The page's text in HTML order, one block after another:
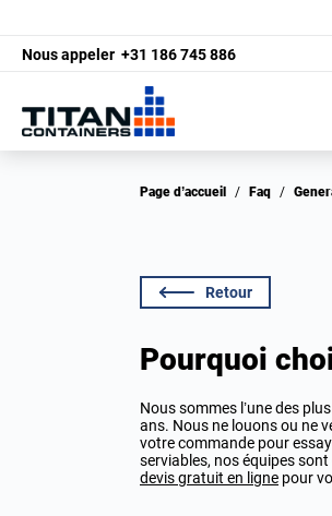
Nous appeler +31 186 745 886
Page d’accueil / Faq /
Retour
Pourquoi
Nous sommes l’une des
ans. Nous ne louons ou ne
votre commande pour
serviables, nos équipes
devis gratuit en ligne pour